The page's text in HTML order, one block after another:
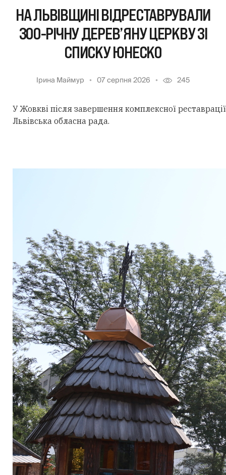
НА ЛЬВІВЩИНІ ВІДРЕСТАВРУВАЛИ
300-РІЧНУ ДЕРЕВ’ЯНУ ЦЕРКВУ ЗІ
СПИСКУ ЮНЕСКО
Ірина Маймур 07 серпня 2026 245
У Жовкві після завершення комплексної
Львівська обласна рада.